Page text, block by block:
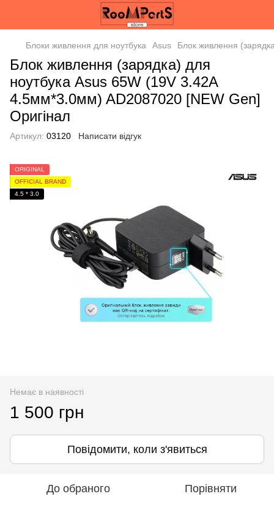
Блоки живлення для ноутбука Asus Блок живлення
Блок живлення (зарядка) для
ноутбука Asus 65W (19V 3.42А
4.5мм*3.0мм) AD2087020 [NEW Gen]
Оригінал
Артикул: 03120 Написати відгук
ORIGINAL
OFFICIAL BRAND
4.5 * 3.0
Немає в наявності
1 500 грн
Повідомити, коли з'явиться
До обраного Порівняти